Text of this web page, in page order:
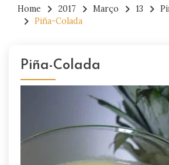
Home 2017 Março 13
Piña-Colada
Piña-Colada